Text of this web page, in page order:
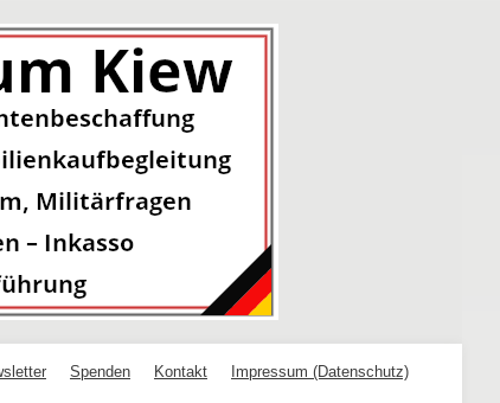
Spenden Kontakt Impressum (Datenschutz)